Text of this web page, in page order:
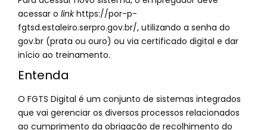
acessar o linkhttps://por-p-
fgtsd.estaleiro.serpro.gov.br/, utilizando a senha do
gov.br (prata ou ouro) ou via certificado digital e dar
início ao treinamento.
Entenda
O FGTS Digital é um conjunto de sistemas integrados
que vai gerenciar os diversos processos relacionados
ao cumprimento da obrigação de recolhimento do